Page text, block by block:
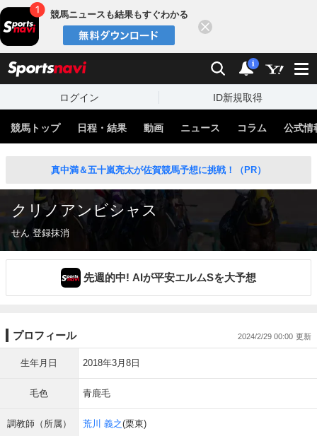
競馬ニュースも結果もすぐわかる
検索 通知
i
ログイン ID新規取得
競馬トップ 日程・結果 動画 ニュース コラム 公式情
真中満＆五十嵐亮太が佐賀競馬予想に挑戦！（PR）
クリノアンビシャス
せん 登録抹消
先週的中! AIが平安エルムSを大予想
プロフィール 2024/2/29 00:00
生年月日 2018年3月8日
毛色 青鹿毛
調教師（所属） 荒川 義之(栗東)